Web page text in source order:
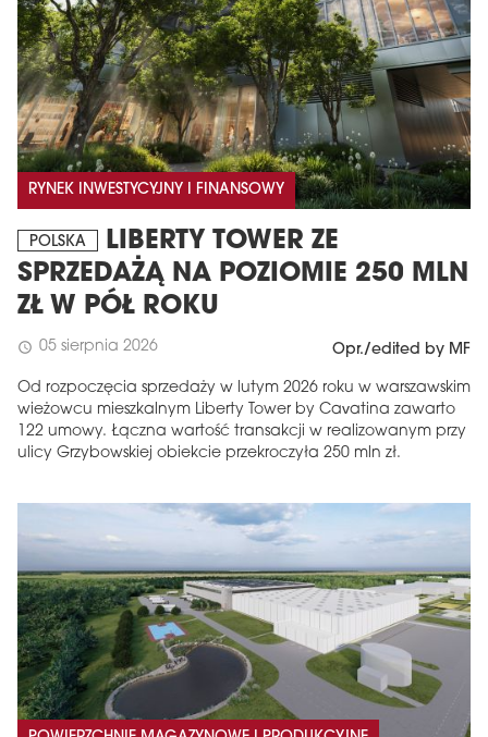
RYNEK INWESTYCYJNY I FINANSOWY
POLSKA
LIBERTY TOWER ZE
SPRZEDAŻĄ NA POZIOMIE 250 MLN
ZŁ W PÓŁ ROKU
schedule 05 sierpnia 2026 Opr./edited by MF
Od rozpoczęcia sprzedaży w lutym 2026 roku w warszawskim
wieżowcu mieszkalnym Liberty Tower by Cavatina zawarto
122 umowy. Łączna wartość transakcji w realizowanym przy
ulicy Grzybowskiej obiekcie przekroczyła 250 mln zł.